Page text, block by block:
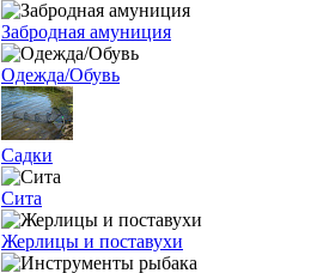
Забродная амуниция
Одежда/Обувь
Садки
Сита
Жерлицы и поставухи